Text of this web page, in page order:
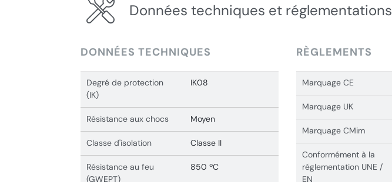
Données techniques et réglementations
DONNÉES TECHNIQUES
Degré de protection
(IK)
IK08
Résistance aux chocs Moyen
Classe d'isolation Classe II
Résistance au feu
(GWEPT)
850 ºC
RÈGLEMENTS
Marquage CE
Marquage UK
Marquage CMim
Conformément à la
réglementation UNE /
EN